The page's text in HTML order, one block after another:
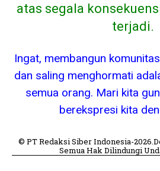
atas segala
terjadi.
Ingat, membangun
dan saling menghormati
semua orang. Mari kita
berekspresi kita
© PT Redaksi Siber Indonesia-
Semua Hak Dilindungi